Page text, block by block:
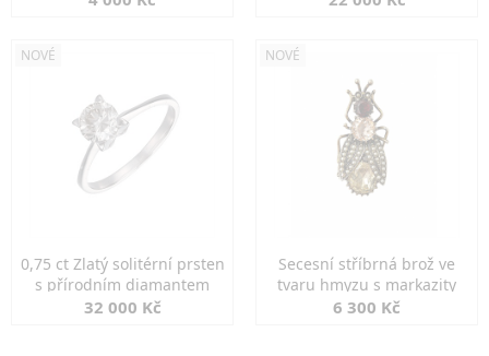
NOVÉ
0,75 ct Zlatý solitérní prsten
s přírodním diamantem
32 000 Kč
NOVÉ
Secesní stříbrná brož ve
tvaru hmyzu s markazity
6 300 Kč